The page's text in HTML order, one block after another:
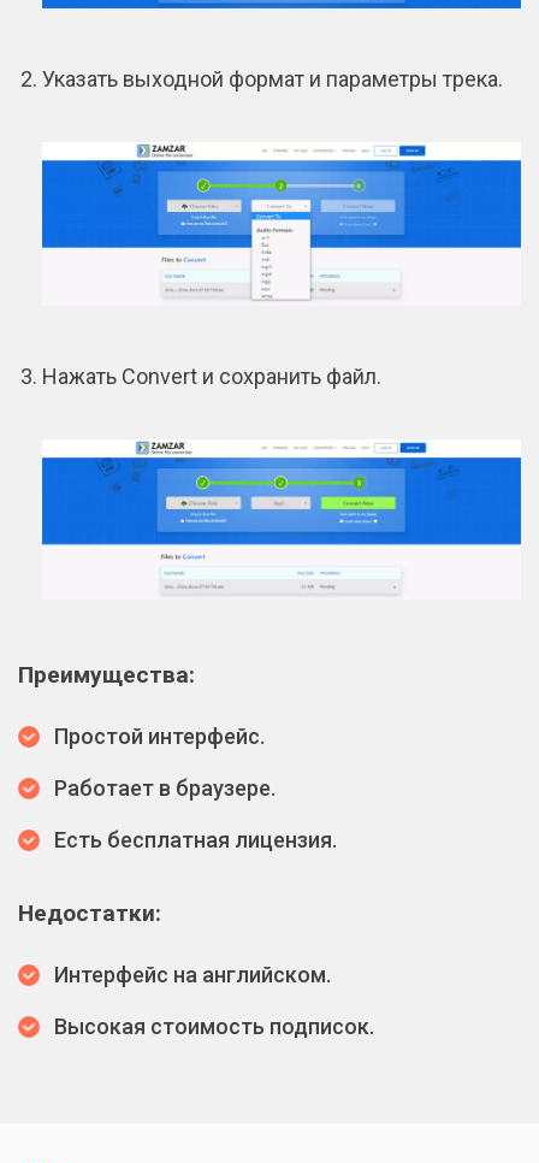
Указать выходной формат и параметры трека.
Нажать Convert и сохранить файл.
Преимущества:
Простой интерфейс.
Работает в браузере.
Есть бесплатная лицензия.
Недостатки:
Интерфейс на английском.
Высокая стоимость подписок.